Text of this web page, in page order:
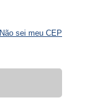
Não sei meu CEP